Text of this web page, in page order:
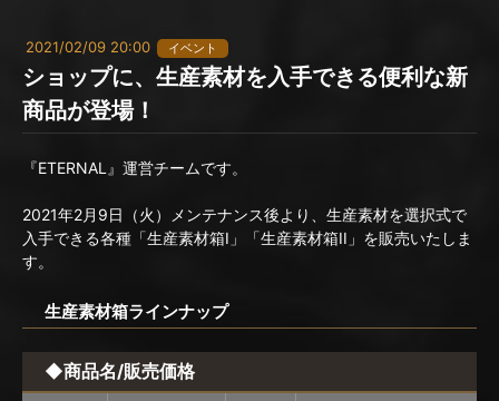
2021/02/09 20:00 イベント
ショップに、生産素材を入手できる便利な新
商品が登場！
『ETERNAL』運営チームです。
2021年2月9日（火）メンテナンス後より、生産素材を選択式で
入手できる各種「生産素材箱Ⅰ」「生産素材箱II」を販売いたしま
す。
生産素材箱ラインナップ
◆商品名/販売価格